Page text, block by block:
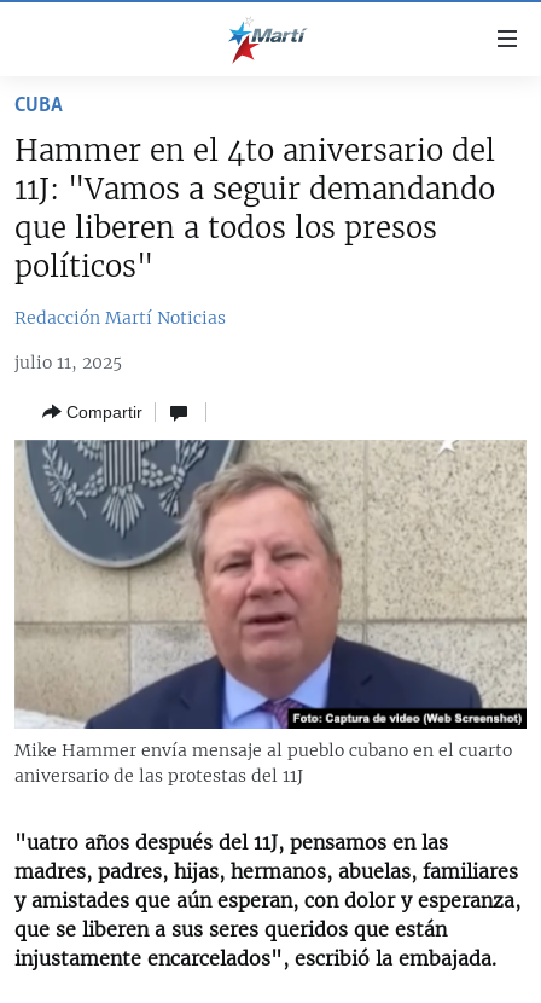
accesibilidad
contenido
principal
principal
la
búsqueda
CUBA
DERECHOS HUMANOS
SOBRE CUBA
ESTADOS UNIDOS
ESTADOS UNIDOS
AMÉRICA LATINA
OPINIÓN GRÁFICA
AUDIOVISUALES MARTÍ
RADIO MARTÍ
ESPECIALES
LA REALIDAD DE LA VIVIENDA EN CUBA
KENTU-CUBANO
DESINFORMACIÓN RUSA EN AMÉRICA LATINA
LA INVASIÓN DE RUSIA A UCRANIA
MULTIMEDIA
EDITORIALES
SÍGUENOS
CUBA
Hammer en el 4to aniversario del
11J: "Vamos a seguir demandando
que liberen a todos los presos
políticos"
Redacción Martí Noticias
julio 11, 2025
Compartir
Mike Hammer envía mensaje al pueblo cubano en el cuarto
aniversario de las protestas del 11J
"uatro años después del 11J, pensamos en las
madres, padres, hijas, hermanos, abuelas, familiares
y amistades que aún esperan, con dolor y esperanza,
que se liberen a sus seres queridos que están
injustamente encarcelados", escribió la embajada.